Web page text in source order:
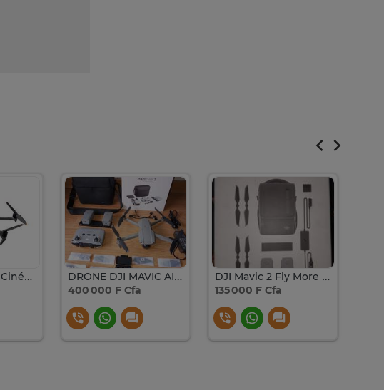
DJI Mavic 3 Pro Cinéma Premium
DRONE DJI MAVIC AIR 2 FLY MORE COMBO
400 000 F Cfa
DJI Mavic 2 Fly More Kit gris batteries et hélices
135 000 F Cfa